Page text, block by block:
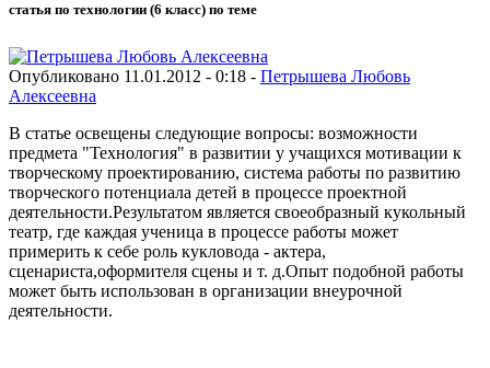
статья по технологии (6 класс) по теме
Опубликовано 11.01.2012 - 0:18 - Петрышева Любовь
Алексеевна
В статье освещены следующие вопросы: возможности
предмета "Технология" в развитии у учащихся мотивации к
творческому проектированию, система работы по развитию
творческого потенциала детей в процессе проектной
деятельности.Результатом является своеобразный кукольный
театр, где каждая ученица в процессе работы может
примерить к себе роль кукловода - актера,
сценариста,оформителя сцены и т. д.Опыт подобной работы
может быть использован в организации внеурочной
деятельности.